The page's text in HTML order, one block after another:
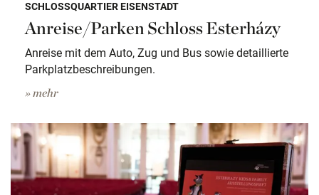
SCHLOSSQUARTIER EISENSTADT
Anreise/Parken Schloss Esterházy
Anreise mit dem Auto, Zug und Bus sowie detaillierte
Parkplatzbeschreibungen.
» mehr